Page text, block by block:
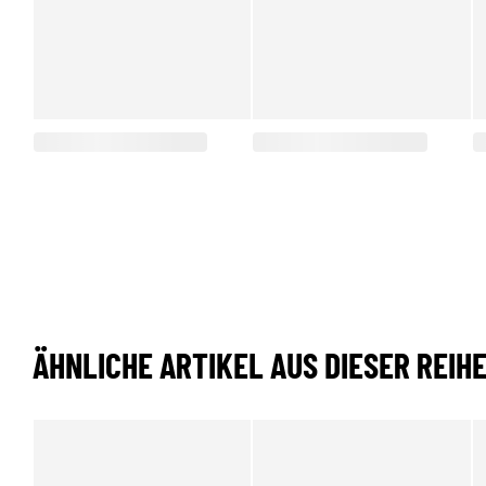
ÄHNLICHE ARTIKEL AUS DIESER REIHE